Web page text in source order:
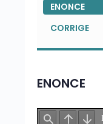
ENONCE
CORRIGE
ENONCE